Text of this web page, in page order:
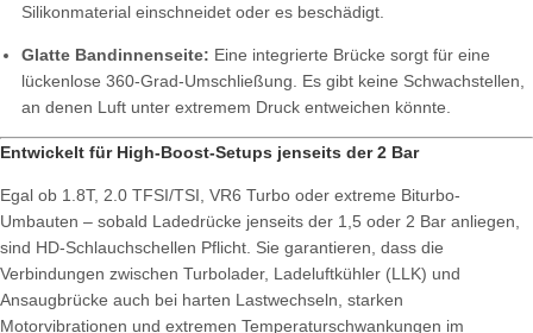
Silikonmaterial einschneidet oder es beschädigt.
Glatte Bandinnenseite: Eine integrierte Brücke sorgt für eine
lückenlose 360-Grad-Umschließung. Es gibt keine Schwachstellen,
an denen Luft unter extremem Druck entweichen könnte.
Entwickelt für High-Boost-Setups jenseits der 2 Bar
Egal ob 1.8T, 2.0 TFSI/TSI, VR6 Turbo oder extreme Biturbo-
Umbauten – sobald Ladedrücke jenseits der 1,5 oder 2 Bar anliegen,
sind HD-Schlauchschellen Pflicht. Sie garantieren, dass die
Verbindungen zwischen Turbolader, Ladeluftkühler (LLK) und
Ansaugbrücke auch bei harten Lastwechseln, starken
Motorvibrationen und extremen Temperaturschwankungen im